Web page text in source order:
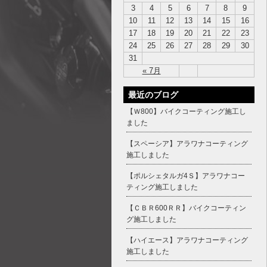
« 7月
3 4 5 6 7 8
9
10
11 12 13 14 15
16
17
18 19 20 21 22
23
24
25 26 27 28 29
30
31
最近のブログ
【Ｗ800】バイクコーティング施工し
ました
【スペーシア】アラワナコーティング
施工しました
【ポルシェタルガ4Ｓ】アラワナコー
ティング施工しました
【ＣＢＲ600ＲＲ】バイクコーティン
グ施工しました
【ハイエース】アラワナコーティング
施工しました